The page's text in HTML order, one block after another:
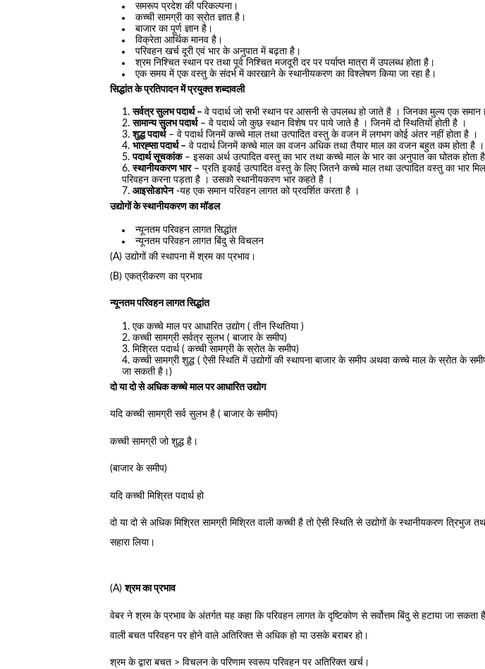
समरूप प्रदेश की परिकल्पना।
कच्ची सामग्री का स्रोत ज्ञात है।
बाजार का पूर्ण ज्ञान है।
विक्रेता आर्थिक मानव है।
परिवहन खर्च दूरी एवं भार के अनुपात में बढ़ता है।
श्रम निश्चित स्थान पर तथा पूर्व निश्चित मजदूरी दर पर पर्याप्त मात्रा में उपलब्ध होता है।
एक समय में एक वस्तु के संदर्भ में कारखाने के स्थानीयकरण का विश्लेषण किया जा रहा है।
सिद्धांत के प्रतिपादन में प्रयुक्त शब्दावली
सर्वत्र सुलभ पदार्थ –वे पदार्थ जो सभी स्थान पर आसनी से उपलब्ध हो जाते है । जिनका मुल्य एक समान
सामान्य सुलभ पदार्थ– वे पदार्थ जो कुछ स्थान विशेष पर पाये जाते है । जिनमें दो स्थितियों होती है ।
शुद्ध पदार्थ– वे पदार्थ जिनमें कच्चे माल तथा उत्पादित वस्तु के वजन में लगभग कोई अंतर नहीं होता है ।
भारह्सा पदार्थ – वे पदार्थ जिनमें कच्चे माल का वजन अधिक तथा तैयार माल का वजन बहुत कम होता है ।
पदार्थ सूचकांक– इसका अर्थ उत्पादित वस्तु का भार तथा कच्चे माल के भार का अनुपात का घोतक होता
स्थानीयकरण भार– प्रति इकाई उत्पादित वस्तु के लिए जितने कच्चे माल तथा उत्पादित वस्तु का भार
परिवहन करना पड़ता है । उसको स्थानीयकरण भार कहते है ।
आइसोडापेन-यह एक समान परिवहन लागत को प्रदर्शित करता है ।
उद्योगों के स्थानीयकरण का मॉडल
न्यूनतम परिवहन लागत सिद्धांत
न्यूनतम परिवहन लागत बिंदु से विचलन
(A) उद्योगों की स्थापना में श्रम का प्रभाव।
(B) एकत्रीकरण का प्रभाव
न्यूनतम परिवहन लागत सिद्धांत
एक कच्चे माल पर आधारित उद्योग ( तीन स्थितिया )
कच्ची सामग्री सर्वत्र सुलभ ( बाजार के समीप)
मिश्रित पदार्थ ( कच्ची सामग्री के स्रोत के समीप)
कच्ची सामग्री शुद्ध ( ऐसी स्थिति में उद्योगों की स्थापना बाजार के समीप अथवा कच्चे माल के स्रोत के
जा सकती है।)
दो या दो से अधिक कच्चे माल पर आधारित उद्योग
यदि कच्ची सामग्री सर्व सुलभ है ( बाजार के समीप)
कच्ची सामग्री जो शुद्ध है।
(बाजार के समीप)
यदि कच्ची मिश्रित पदार्थ हो
दो या दो से अधिक मिश्रित सामग्री मिश्रित वाली कच्ची है तो ऐसी स्थिति से उद्योगों के स्थानीयकरण त्रिभुज
सहारा लिया।
(A)श्रम का प्रभाव
वेबर ने श्रम के प्रभाव के अंतर्गत यह कहा कि परिवहन लागत के दृष्टिकोण से सर्वोत्तम बिंदु से हटाया जा सकता है
वाली बचत परिवहन पर होने वाले अतिरिक्त से अधिक हो या उसके बराबर हो।
श्रम के द्वारा बचत > विचलन के परिणाम स्वरूप परिवहन पर अतिरिक्त खर्च।